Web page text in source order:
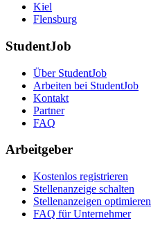
Kiel
Flensburg
StudentJob
Über StudentJob
Arbeiten bei StudentJob
Kontakt
Partner
FAQ
Arbeitgeber
Kostenlos registrieren
Stellenanzeige schalten
Stellenanzeigen optimieren
FAQ für Unternehmer